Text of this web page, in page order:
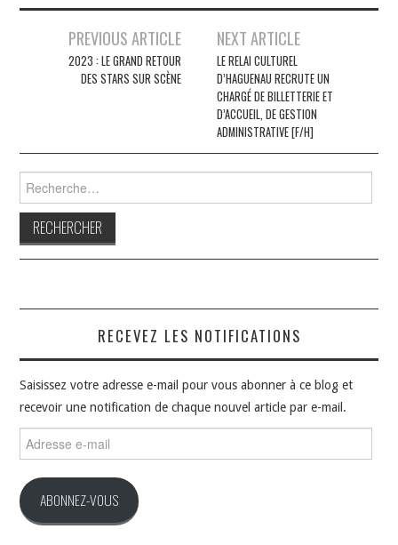
NavigationPREVIOUS ARTICLE
2023 : LE GRAND RETOUR
DES STARS SUR SCÈNE
NEXT ARTICLE
LE RELAI CULTUREL
D’HAGUENAU RECRUTE UN
CHARGÉ DE BILLETTERIE ET
D’ACCUEIL, DE GESTION
ADMINISTRATIVE [F/H]
RECEVEZ LES NOTIFICATIONS
Saisissez votre adresse e-mail pour vous abonner à ce blog et
recevoir une notification de chaque nouvel article par e-mail.
e-
ABONNEZ-VOUS